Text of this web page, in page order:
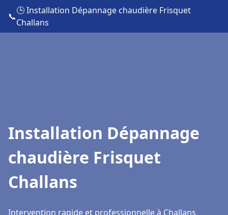
📞
🕒 Installation Dépannage chaudière Frisquet
Challans
Installation Dépannage
chaudière Frisquet
Challans
Intervention rapide et professionnelle à Challans